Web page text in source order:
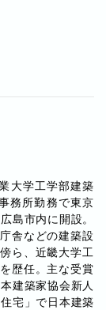
大学工学部建築
務所勤務で東京
島市内に開設。
舎などの建築設
ら、近畿大学工
歴任。主な受賞
建築家協会新人
宅」で日本建築